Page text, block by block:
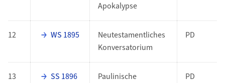
Apokalypse
12 WS 1895
Neutestamentliches
Konversatorium
PD
13 SS 1896
Paulinische
PD